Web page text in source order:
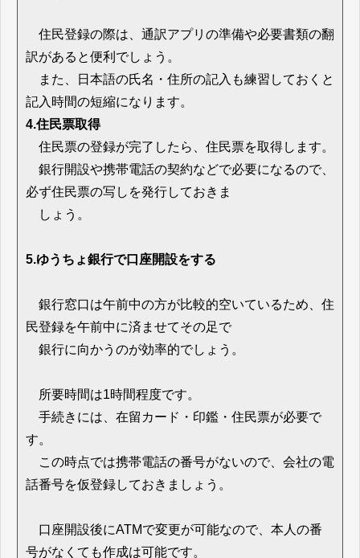
住民登録の際は、通訳アプリの準備や必要書類の翻
訳があると便利でしょう。
また、日本語の氏名・住所の記入も練習しておくと
記入時間の短縮になります。
4.住民票取得
住民票の登録が完了したら、住民票を取得します。
銀行開設や携帯電話の契約などで必要になるので、
必ず住民票の写しを発行しておきま
しょう。
5.ゆうちょ銀行で口座開設をする
銀行窓口は午前中の方が比較的空いているため、住
民登録を午前中に済ませてその足で
銀行に向かうのが効率的でしょう。
所要時間は1時間程度です。
手続きには、在留カード・印鑑・住民票が必要で
す。
この時点では携帯電話の番号がないので、会社の電
話番号を仮登録しておきましょう。
口座開設後にATMで変更が可能なので、本人の番
号がなくても作成は可能です。